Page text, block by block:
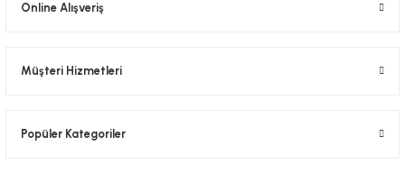
Alüminyum 3 Gözlü Kap 100 Adetli
Online Alışveriş
Müşteri Hizmetleri
Popüler Kategoriler